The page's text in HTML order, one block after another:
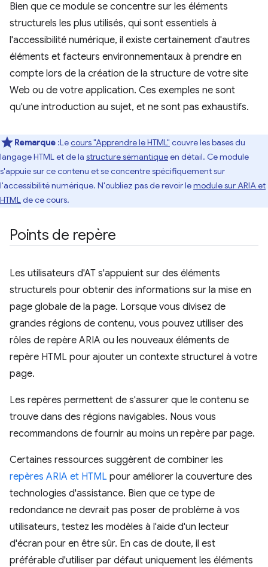
Bien que ce module se concentre sur les éléments
structurels les plus utilisés, qui sont essentiels à
l'accessibilité numérique, il existe certainement d'autres
éléments et facteurs environnementaux à prendre en
compte lors de la création de la structure de votre site
Web ou de votre application. Ces exemples ne sont
qu'une introduction au sujet, et ne sont pas exhaustifs.
Remarque :Lecours "Apprendre le HTML" couvre les bases du
langage HTML et de la structure sémantiqueen détail. Ce module
s'appuie sur ce contenu et se concentre spécifiquement sur
l'accessibilité numérique. N'oubliez pas de revoir lemodule sur ARIA et
HTMLde ce cours.
Points de repère
Les utilisateurs d'AT s'appuient sur des éléments
structurels pour obtenir des informations sur la mise en
page globale de la page. Lorsque vous divisez de
grandes régions de contenu, vous pouvez utiliser des
rôles de repère ARIA ou les nouveaux éléments de
repère HTML pour ajouter un contexte structurel à votre
page.
Les repères permettent de s'assurer que le contenu se
trouve dans des régions navigables. Nous vous
recommandons de fournir au moins un repère par page.
Certaines ressources suggèrent de combiner les
repères ARIA et HTML pour améliorer la couverture des
technologies d'assistance. Bien que ce type de
redondance ne devrait pas poser de problème à vos
utilisateurs, testez les modèles à l'aide d'un lecteur
d'écran pour en être sûr. En cas de doute, il est
préférable d'utiliser par défaut uniquement les éléments